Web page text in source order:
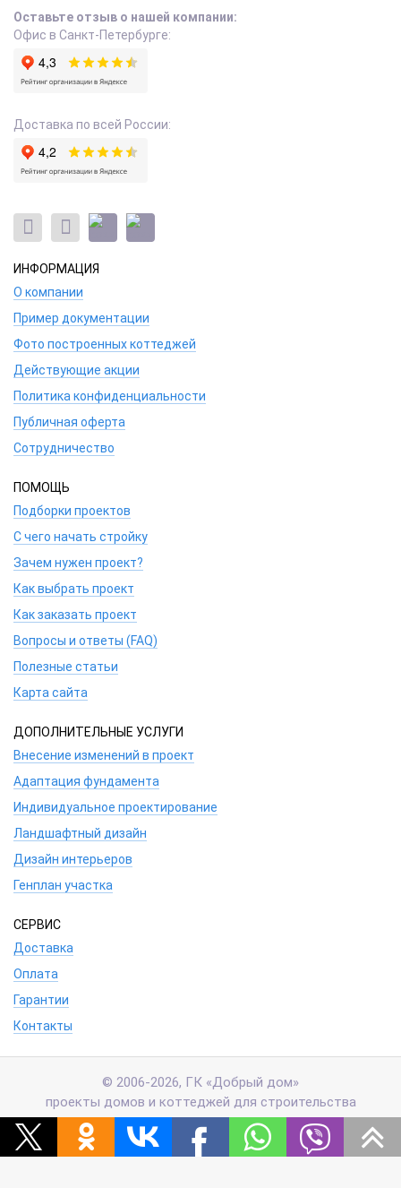
Оставьте отзыв о нашей компании:
Офис в Санкт-Петербурге:
Доставка по всей России:
ИНФОРМАЦИЯ
О компании
Пример документации
Фото построенных коттеджей
Действующие акции
Политика конфиденциальности
Публичная оферта
Сотрудничество
ПОМОЩЬ
Подборки проектов
С чего начать стройку
Зачем нужен проект?
Как выбрать проект
Как заказать проект
Вопросы и ответы (FAQ)
Полезные статьи
Карта сайта
ДОПОЛНИТЕЛЬНЫЕ УСЛУГИ
Внесение изменений в проект
Адаптация фундамента
Индивидуальное проектирование
Ландшафтный дизайн
Дизайн интерьеров
Генплан участка
СЕРВИС
Доставка
Оплата
Гарантии
Контакты
© 2006-2026, ГК «Добрый дом»
проекты домов и коттеджей для строительства